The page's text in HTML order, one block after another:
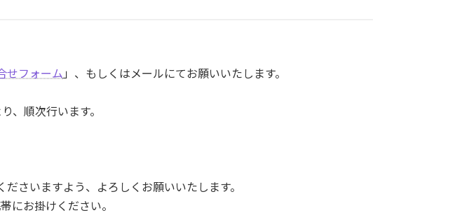
せフォーム 」、もしくはメールにてお願いいたします。
、順次行います。
さいますよう、よろしくお願いいたします。
にお掛けください。